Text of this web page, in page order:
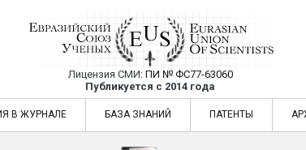
Союз Ученых —
Лицензия СМИ: ПИ № ФС77-63060
Публикуется с 2014 года
Союз Ученых — публикация научных статей в
В ЖУРНАЛЕ БАЗА ЗНАНИЙ ПАТЕНТЫ